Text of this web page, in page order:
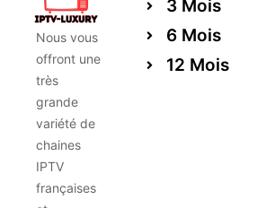
Nous vous
offront une
très
grande
variété de
chaines
IPTV
françaises
3 Mois
6 Mois
12 Mois